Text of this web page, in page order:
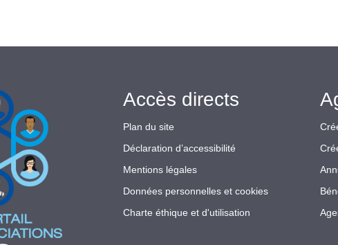
Accès directs
Plan du site
Déclaration d’accessibilité
Mentions légales
Données personnelles et cookies
Charte éthique et d'utilisation